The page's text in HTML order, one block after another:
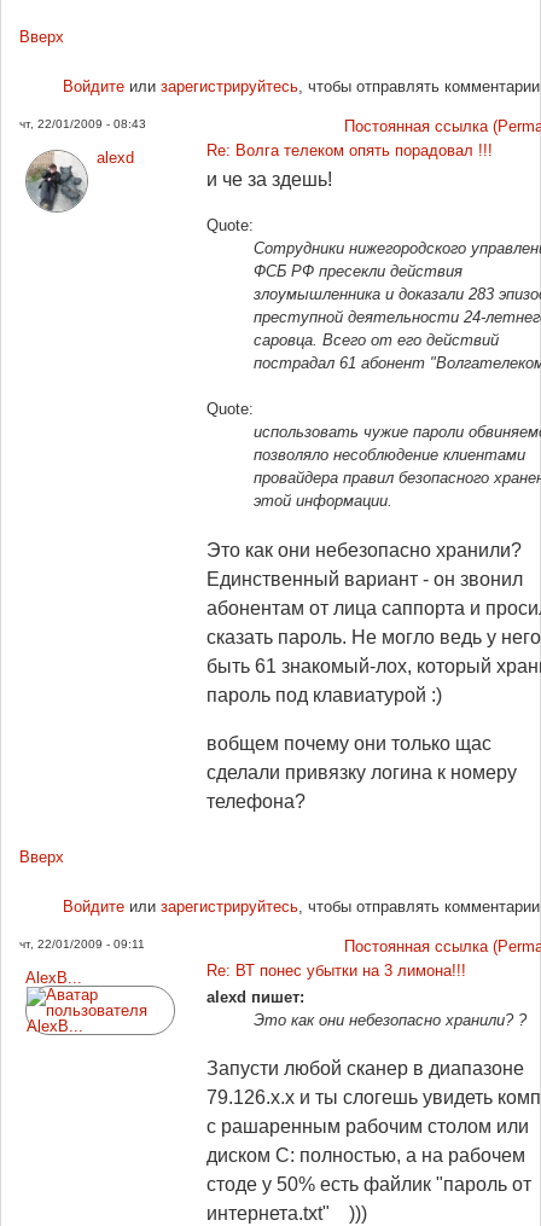
Вверх
Войдитеили зарегистрируйтесь, чтобы отправлять комментарии
чт, 22/01/2009 - 08:43
Постоянная ссылка
alexd
Re: Волга телеком опять порадовал !!!
и че за здешь!
Quote:
Сотрудники нижегородского
ФСБ РФ пресекли действия
злоумышленника и доказали 283
преступной деятельности 24-
саровца. Всего от его действий
пострадал 61 абонент
Quote:
использовать чужие пароли
позволяло несоблюдение клиентами
провайдера правил безопасного
этой информации.
Это как они небезопасно хранили?
Единственный вариант - он звонил
абонентам от лица саппорта и
сказать пароль. Не могло ведь у него
быть 61 знакомый-лох, который
пароль под клавиатурой :)
вобщем почему они только щас
сделали привязку логина к номеру
телефона?
Вверх
Войдитеили зарегистрируйтесь, чтобы отправлять комментарии
чт, 22/01/2009 - 09:11
Постоянная ссылка
AlexB...
Re: ВТ понес убытки на 3 лимона!!!
alexd пишет:
Это как они небезопасно хранили? ?
Запусти любой сканер в диапазоне
79.126.х.х и ты слогешь увидеть
с рашаренным рабочим столом или
диском С: полностью, а на рабочем
стоде у 50% есть файлик "пароль от
интернета.txt" )))